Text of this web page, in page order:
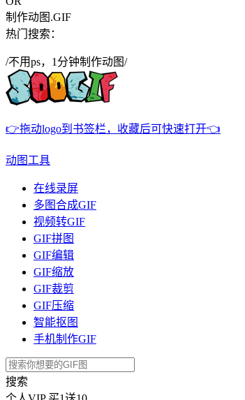
制作动图.GIF
热门搜索：
/不用ps，1分钟制作动图/
👉拖动logo到书签栏，收藏后可快速打开👈
动图工具
在线录屏
多图合成GIF
视频转GIF
GIF拼图
GIF编辑
GIF缩放
GIF裁剪
GIF压缩
智能抠图
手机制作GIF
搜索